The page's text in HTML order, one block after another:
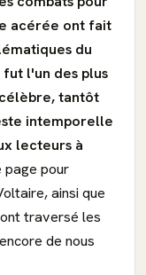
acérée ont fait
du
l'un des plus
tantôt
intemporelle
lecteurs à
page pour
ainsi que
traversé les
de nous